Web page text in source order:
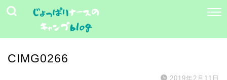
CIMG0266
2019年2月11日